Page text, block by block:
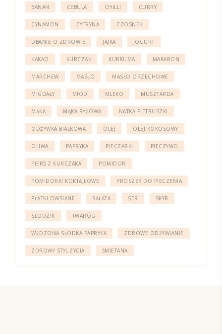
BANAN CEBULA CHILLI CURRY
CYNAMON CYTRYNA CZOSNEK
DBANIE O ZDROWIE JAJKA JOGURT
KAKAO KURCZAK KURKUMA MAKARON
MARCHEW MASŁO MASŁO ORZECHOWE
MIGDAŁY MIÓD MLEKO MUSZTARDA
MĄKA MĄKA RYŻOWA NATKA PIETRUSZKI
ODŻYWKA BIAŁKOWA OLEJ OLEJ KOKOSOWY
OLIWA PAPRYKA PIECZARKI PIECZYWO
PIERŚ Z KURCZAKA POMIDOR
POMIDORKI KOKTAJLOWE PROSZEK DO PIECZENIA
PŁATKI OWSIANE SAŁATA SER SKYR
SŁODZIK TWARÓG
WĘDZONA SŁODKA PAPRYKA ZDROWE ODŻYWIANIE
ZDROWY STYL ŻYCIA ŚMIETANA